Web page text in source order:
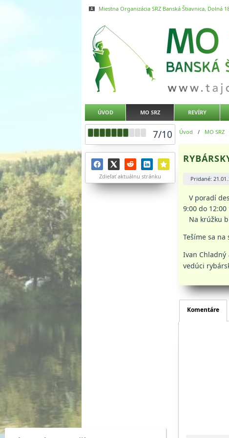
Miestna Organizácia SRZ Banská Štiavnica, Dolná
ÚVOD MO SRZ REVÍRY
7/10
Zdieľať aktuálnu stránku
Úvod / MO SRZ
Pridané:
V poradí
9:00 do
Na krúžku
Tešíme sa
Ivan Chladný
vedúci
Komentáre